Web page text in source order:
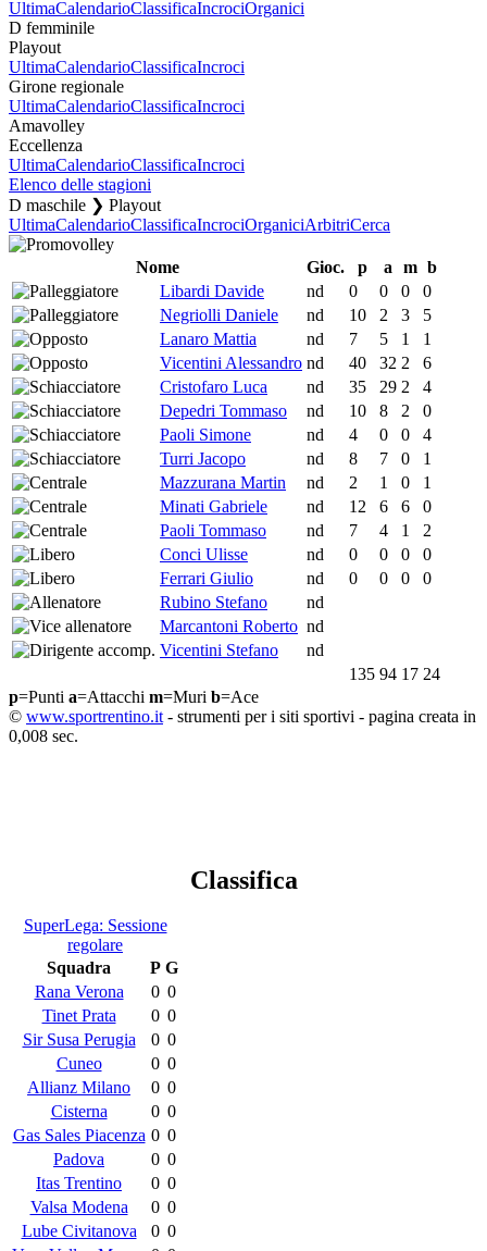
UltimaCalendarioClassificaIncrociOrganici
D femminile
Playout
UltimaCalendarioClassificaIncroci
Girone regionale
UltimaCalendarioClassificaIncroci
Amavolley
Eccellenza
UltimaCalendarioClassificaIncroci
Elenco delle stagioni
D maschile ❯ Playout
UltimaCalendarioClassificaIncrociOrganiciArbitriCerca
Nome Gioc. p a m b
Libardi Davide
nd 0 0 0
0
Negriolli Daniele
nd 10 2 3
5
Lanaro Mattia
nd 7 5 1
1
Vicentini Alessandro nd 40 32 2
6
Cristofaro Luca
nd 35 29 2
4
Depedri Tommaso
nd 10 8 2
0
Paoli Simone
nd 4 0 0
4
Turri Jacopo
nd 8 7 0
1
Mazzurana Martin
nd 2 1 0
1
Minati Gabriele
nd 12 6 6
0
Paoli Tommaso
nd 7 4 1
2
Conci Ulisse
nd 0 0 0
0
Ferrari Giulio
nd 0 0 0
0
Rubino Stefano
nd
Marcantoni Roberto nd
Vicentini Stefano
nd
135 94 17 24
p=Punti a=Attacchi m=Muri b=Ace
© www.sportrentino.it - strumenti per i siti sportivi - pagina creata in
0,008 sec.
Classifica
SuperLega: Sessione
regolare
Squadra
P G
Rana Verona
0 0
Tinet Prata
0 0
Sir Susa Perugia
0 0
Cuneo
0 0
Allianz Milano
0 0
Cisterna
0 0
Gas Sales Piacenza 0 0
Padova
0 0
Itas Trentino
0 0
Valsa Modena
0 0
Lube Civitanova
0 0